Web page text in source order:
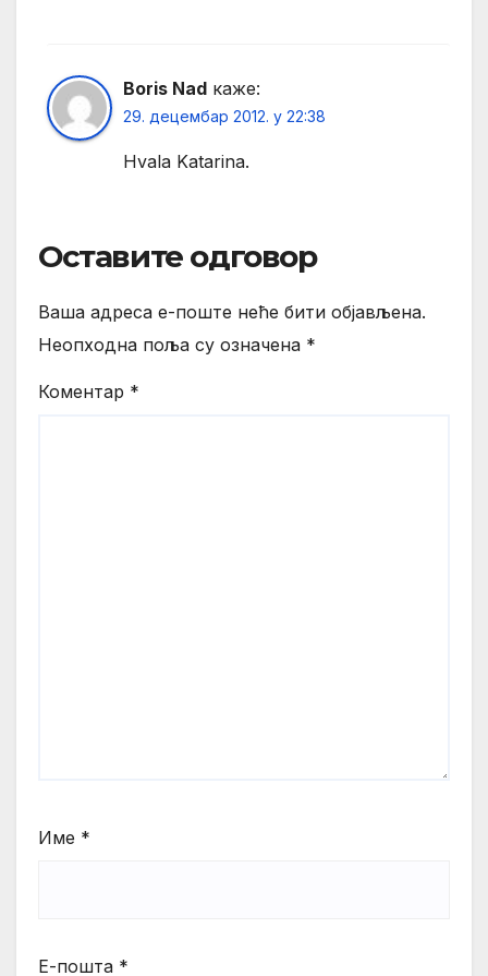
Boris Nad каже:
29. децембар 2012. у 22:38
Hvala Katarina.
Оставите одговор
Ваша адреса е-поште неће бити објављена.
Неопходна поља су означена *
Коментар *
Име *
Е-пошта *